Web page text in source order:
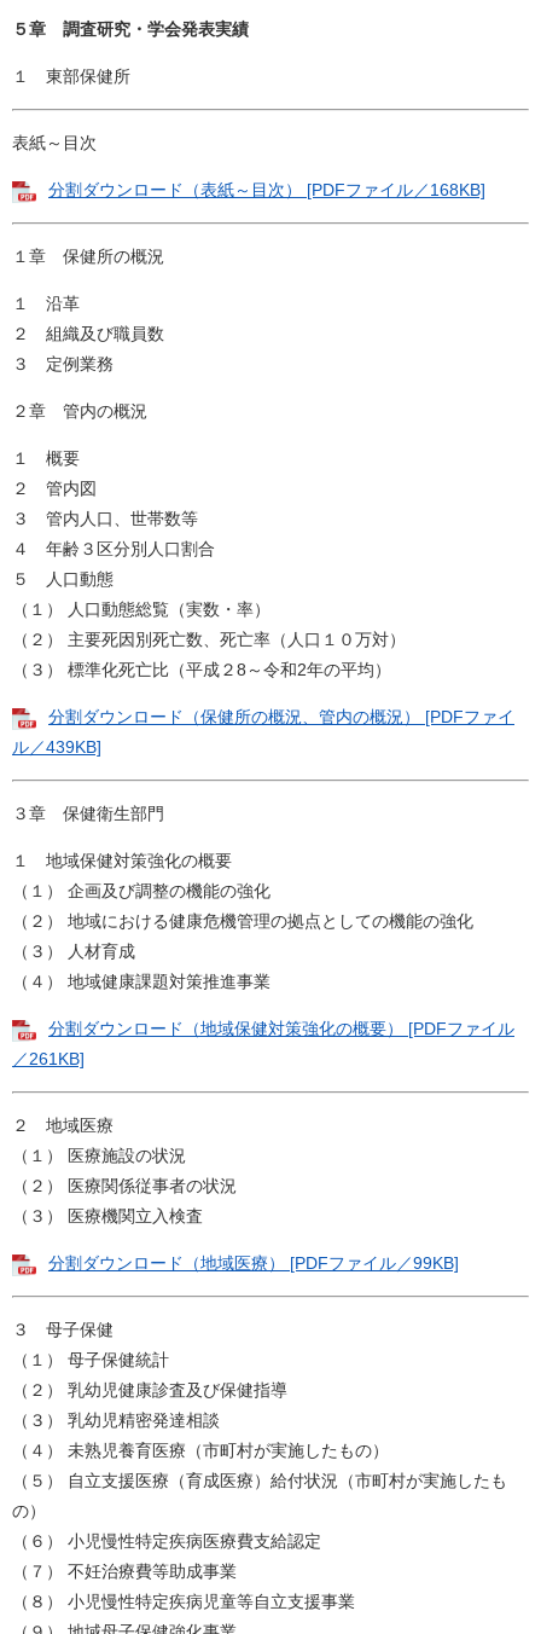
５章 調査研究・学会発表実績
１ 東部保健所
表紙～目次
分割ダウンロード（表紙～目次） [PDFファイル／168KB]
１章 保健所の概況
１ 沿革
２ 組織及び職員数
３ 定例業務
２章 管内の概況
１ 概要
２ 管内図
３ 管内人口、世帯数等
４ 年齢３区分別人口割合
５ 人口動態
（１） 人口動態総覧（実数・率）
（２） 主要死因別死亡数、死亡率（人口１０万対）
（３） 標準化死亡比（平成２8～令和2年の平均）
分割ダウンロード（保健所の概況、管内の概況） [PDFファイ
ル／439KB]
３章 保健衛生部門
１ 地域保健対策強化の概要
（１） 企画及び調整の機能の強化
（２） 地域における健康危機管理の拠点としての機能の強化
（３） 人材育成
（４） 地域健康課題対策推進事業
分割ダウンロード（地域保健対策強化の概要） [PDFファイル
／261KB]
２ 地域医療
（１） 医療施設の状況
（２） 医療関係従事者の状況
（３） 医療機関立入検査
分割ダウンロード（地域医療） [PDFファイル／99KB]
３ 母子保健
（１） 母子保健統計
（２） 乳幼児健康診査及び保健指導
（３） 乳幼児精密発達相談
（４） 未熟児養育医療（市町村が実施したもの）
（５） 自立支援医療（育成医療）給付状況（市町村が実施したも
の）
（６） 小児慢性特定疾病医療費支給認定
（７） 不妊治療費等助成事業
（８） 小児慢性特定疾病児童等自立支援事業